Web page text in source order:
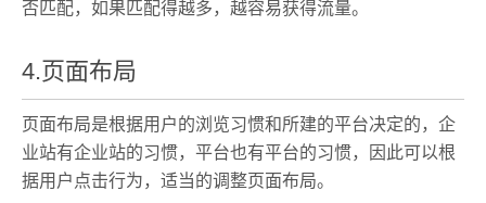
否匹配，如果匹配得越多，越容易获得流量。
4.页面布局
页面布局是根据用户的浏览习惯和所建的平台决定的，企
业站有企业站的习惯，平台也有平台的习惯，因此可以根
据用户点击行为，适当的调整页面布局。